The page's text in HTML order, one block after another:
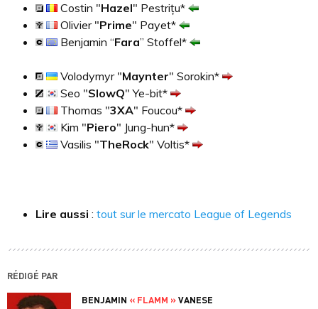
Costin "Hazel" Pestrițu*
Olivier "Prime" Payet*
Benjamin “Fara” Stoffel*
Volodymyr "Maynter" Sorokin*
Seo "SlowQ" Ye-bit*
Thomas "3XA" Foucou*
Kim "Piero" Jung-hun*
Vasilis "TheRock" Voltis*
Lire aussi : tout sur le mercato League of Legends
RÉDIGÉ PAR
BENJAMIN « FLAMM »VANESE